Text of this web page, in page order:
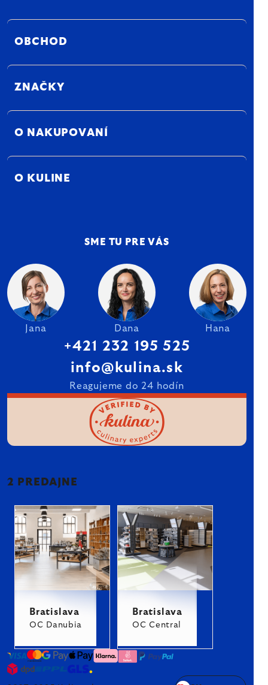
OBCHOD
ZNAČKY
O NAKUPOVANÍ
O KULINE
SME TU PRE VÁS
Jana Dana Hana
+421 232 195 525
info@kulina.sk
Reagujeme do 24 hodín
2 PREDAJNE
Bratislava
OC Danubia
Bratislava
OC Central